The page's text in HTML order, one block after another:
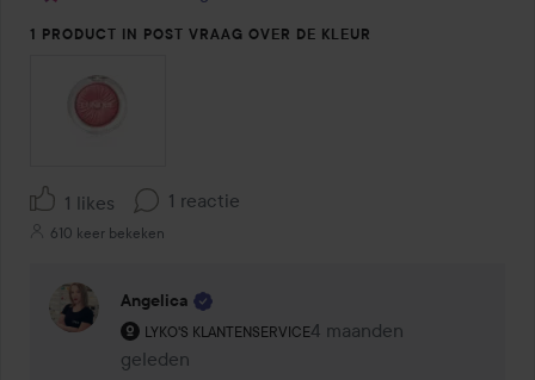
1 PRODUCT IN POST VRAAG OVER DE KLEUR
1 likes 1 reactie
610 keer bekeken
Angelica
LYKO'S KLANTENSERVICE
De rol van de gebruiker: Lyko's klantenservice.
4 maanden
geleden
Reactie geladen 4